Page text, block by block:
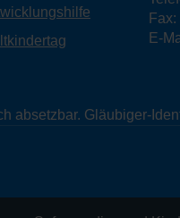
Fax:
E-
absetzbar. Gläubiger-